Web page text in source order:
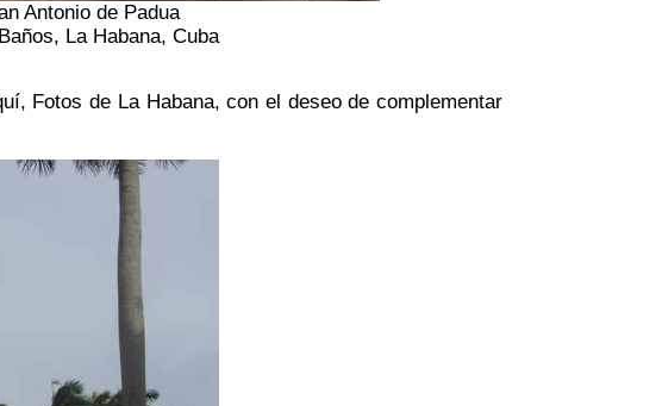
Antonio de Padua
La Habana, Cuba
Fotos de La Habana, con el deseo de complementar